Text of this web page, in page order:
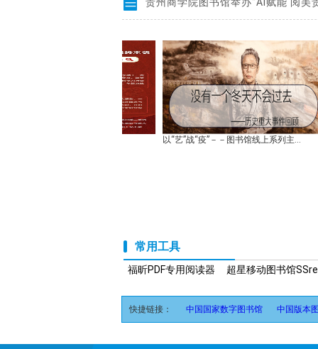
以“艺”战“疫”－－图书馆线上系列主... 4.23
常用工具
福昕PDF专用阅读器 超星移动图书馆
快捷链接： 中国国家数字图书馆 中国版本